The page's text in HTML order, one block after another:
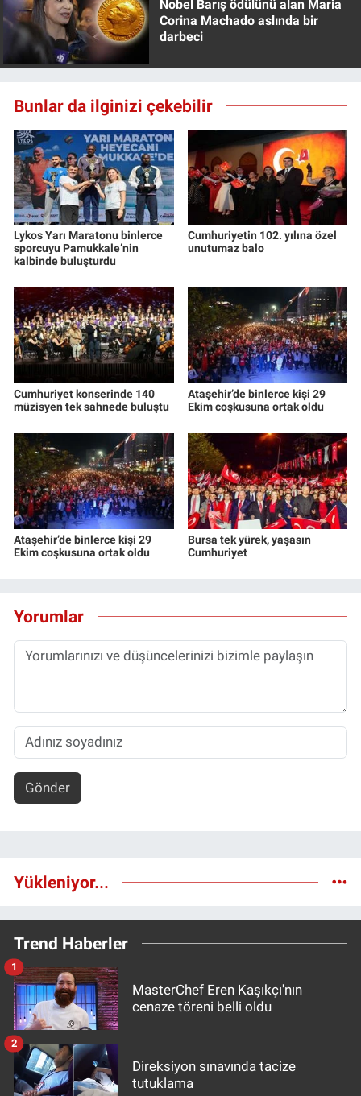
Nobel Barış ödülünü alan Maria
Corina Machado aslında bir
darbeci
Bunlar da ilginizi çekebilir
Lykos Yarı Maratonu binlerce
sporcuyu Pamukkale’nin
kalbinde buluşturdu
Cumhuriyetin 102. yılına özel
unutumaz balo
Cumhuriyet konserinde 140
müzisyen tek sahnede buluştu
Ataşehir’de binlerce kişi 29
Ekim coşkusuna ortak oldu
Ataşehir’de binlerce kişi 29
Ekim coşkusuna ortak oldu
Bursa tek yürek, yaşasın
Cumhuriyet
Yorumlar
Gönder
Yükleniyor...
Trend Haberler
MasterChef Eren Kaşıkçı'nın
cenaze töreni belli oldu
1
Direksiyon sınavında tacize
tutuklama
2